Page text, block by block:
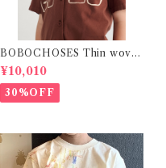
BOBOCHOSES Thin wove
n shirt / 2-6Y
¥10,010
30%OFF